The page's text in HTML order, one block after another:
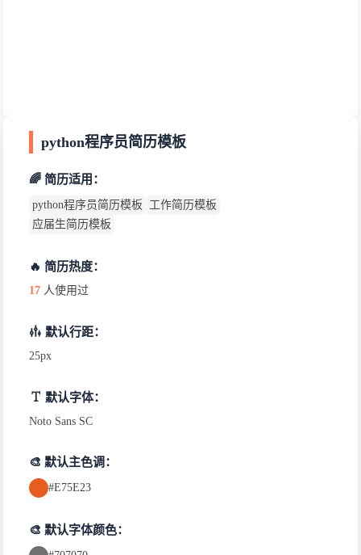
python程序员简历模板
🌈 简历适用：
python程序员简历模板
工作简历模板
应届生简历模板
🔥 简历热度：
17 人使用过
默认行距：
25px
默认字体：
Noto Sans SC
🎨 默认主色调：
#E75E23
🎨 默认字体颜色：